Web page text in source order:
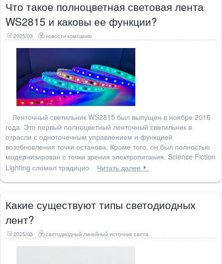
Что такое полноцветная световая лента
WS2815 и каковы ее функции?
2025/03 новости компании
Ленточный светильник WS2815 был выпущен в ноябре 2016
года. Это первый полноцветный ленточный светильник в
отрасли с одноточечным управлением и функцией
возобновления точки останова. Кроме того, он был полностью
модернизирован с точки зрения электропитания. Science Fiction
Lighting сломал традицио
Читать далее
Какие существуют типы светодиодных
лент?
2025/03 светодиодный линейный источник света